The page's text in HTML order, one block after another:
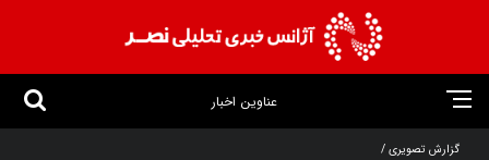
عناوین اخبار
گزارش تصویری /